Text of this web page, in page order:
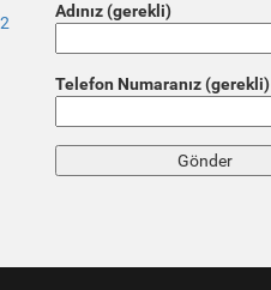
Adınız (gerekli)
Telefon Numaranız (gerekli)